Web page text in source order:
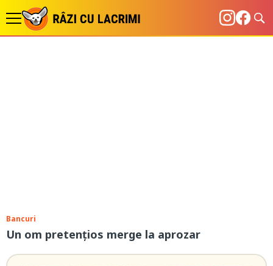
Bancuri
Un om pretențios merge la aprozar